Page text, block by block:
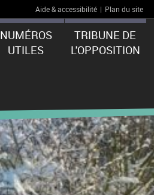
Aide & accessibilité | Plan du site
NUMÉROS
UTILES
TRIBUNE DE
L'OPPOSITION